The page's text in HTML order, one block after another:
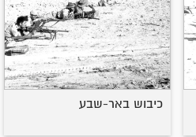
כיבוש באר-שבע